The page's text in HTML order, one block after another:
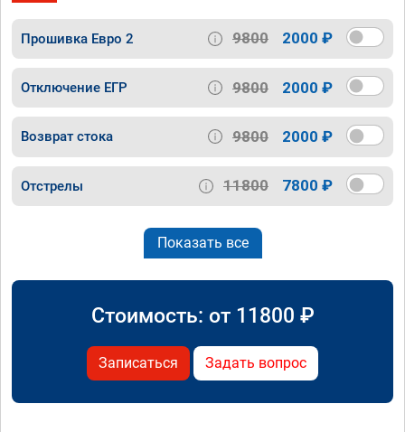
Прошивка Евро 2 9800 2000 ₽
Отключение ЕГР 9800 2000 ₽
Возврат стока 9800 2000 ₽
Отстрелы 11800 7800 ₽
Показать все
Стоимость: от 11800 ₽
Записаться Задать вопрос